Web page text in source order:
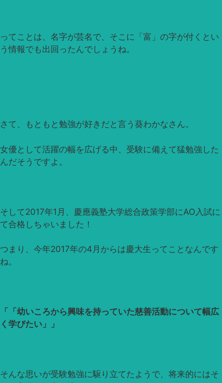
ってことは、名字が芸名で、そこに「富」の字が付くとい
う情報でも出回ったんでしょうね。
さて、もともと勉強が好きだと言う葵わかなさん。
女優として活躍の幅を広げる中、受験に備えて猛勉強した
んだそうですよ。
そして2017年1月、慶應義塾大学総合政策学部にAO入試に
て合格しちゃいました！
つまり、今年2017年の4月からは慶大生ってことなんです
ね。
「幼いころから興味を持っていた慈善活動について幅広
く学びたい」
そんな思いが受験勉強に駆り立てたようで、将来的にはそ